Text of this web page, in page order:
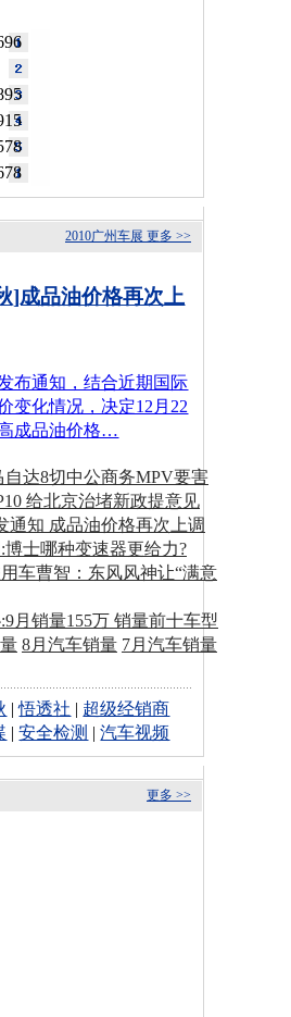
更多 >>
2010广州车展
]成品油价格再次上
布通知，结合近期国际
变化情况，决定12月22
成品油价格…
自达8切中公商务MPV要害
给北京治堵新政提意见
通知 成品油价格再次上调
博士哪种变速器更给力?
车曹智：东风风神让“满意
月销量155万 销量前十车型
8月汽车销量 7月汽车销量
|悟透社 | 超级经销商
|安全检测 |汽车视频
更多 >>